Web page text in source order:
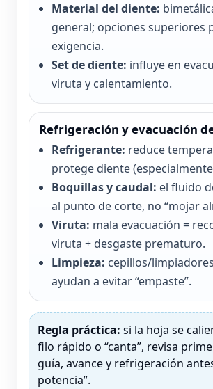
Material del diente:
general; opciones superiores
exigencia.
Set de diente: influye en
viruta y calentamiento.
Refrigeración y evacuación
Refrigerante: reduce
protege diente
Boquillas y caudal: el fluido
al punto de corte, no “mojar
Viruta: mala evacuación =
viruta + desgaste prematuro.
Limpieza: cepillos/
ayudan a evitar “empaste”.
Regla práctica: si la hoja se
filo rápido o “canta”, revisa
guía, avance y refrigeración
potencia”.